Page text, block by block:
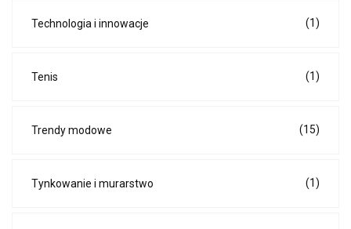
Technologia i innowacje (1)
Tenis (1)
Trendy modowe (15)
Tynkowanie i murarstwo (1)